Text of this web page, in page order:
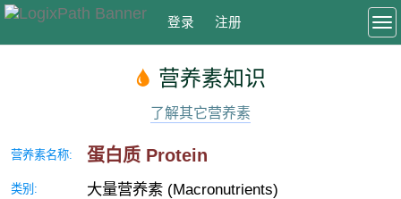
登录 注册
营养素知识
了解其它营养素
营养素名称: 蛋白质 Protein
类别: 大量营养素 (Macronutrients)